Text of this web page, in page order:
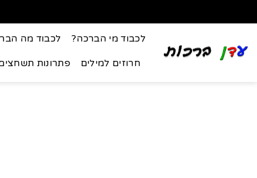
לכבוד מי הברכה? לכבוד מה
חרוזים למילים פתרונות